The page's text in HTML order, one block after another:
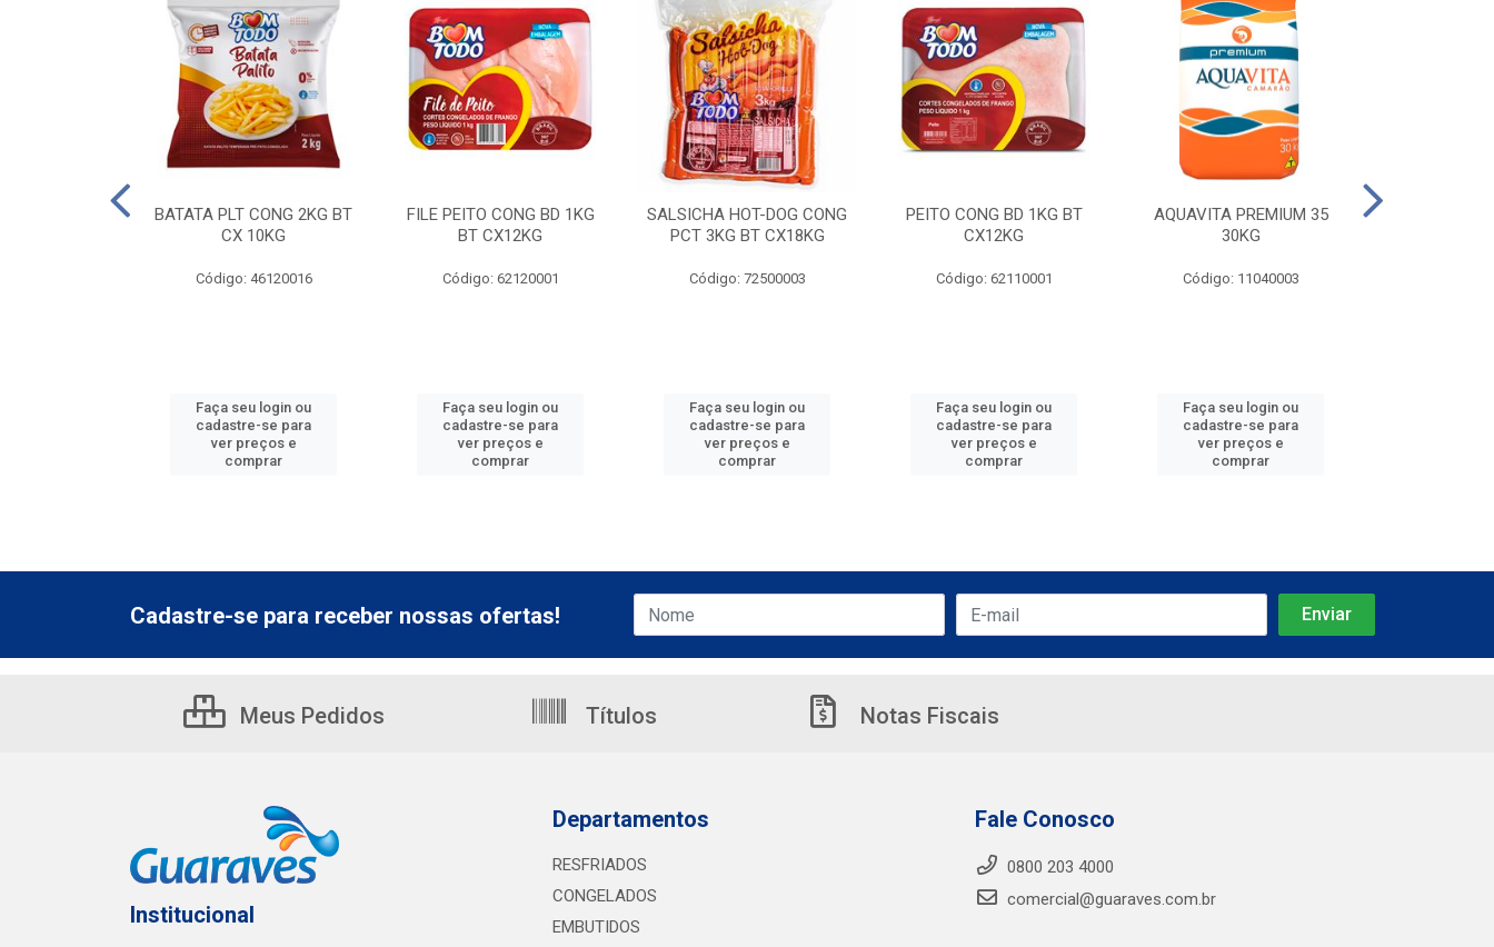
BATATA PLT CONG 2KG BT
CX 10KG
Código: 46120016
Faça seu login ou
cadastre-se para
ver preços e
comprar
FILE PEITO CONG BD 1KG
BT CX12KG
Código: 62120001
Faça seu login ou
cadastre-se para
ver preços e
comprar
SALSICHA HOT-DOG CONG
PCT 3KG BT CX18KG
Código: 72500003
Faça seu login ou
cadastre-se para
ver preços e
comprar
PEITO CONG BD 1KG BT
CX12KG
Código: 62110001
Faça seu login ou
cadastre-se para
ver preços e
comprar
AQUAVITA PREMIUM 35
30KG
Código: 11040003
Faça seu login ou
cadastre-se para
ver preços e
comprar
Cadastre-se para receber nossas ofertas!
Meus Pedidos Títulos Notas Fiscais
Institucional
Departamentos
RESFRIADOS
CONGELADOS
EMBUTIDOS
Fale Conosco
0800 203 4000
comercial@guaraves.com.br